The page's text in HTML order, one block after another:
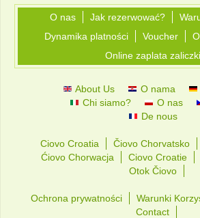
O nas Jak rezerwować?
Dynamika platności
Voucher
Online zaplata zaliczki
About Us O nama
Chi siamo?
O nas
De nous
Ciovo Croatia Čiovo Chorvatsko
Ćiovo Chorwacja
Ciovo Croatie
Otok Čiovo
Ochrona prywatności Warunki
Contact